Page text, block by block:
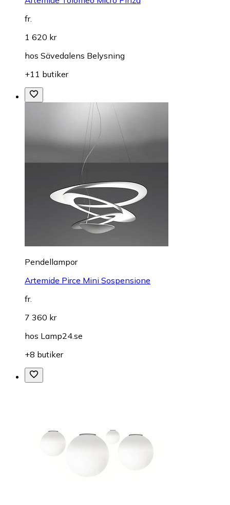
fr.
1 620 kr
hos Sävedalens Belysning
+11 butiker
Pendellampor
Artemide Pirce Mini Sospensione
fr.
7 360 kr
hos Lamp24.se
+8 butiker